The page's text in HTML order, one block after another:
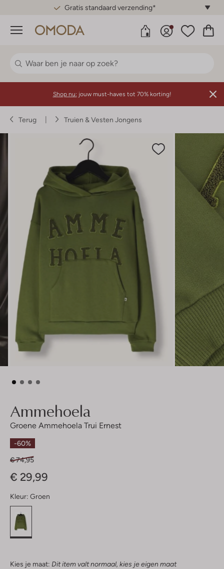
Gratis standaard verzending*
Menu
Shop nu: jouw must-haves tot 70% korting!
Terug Truien & Vesten Jongens
Ammehoela
Groene Ammehoela Trui Ernest
-60%
€ 74,95
€ 29,99
Kleur: Groen
Kies je maat: Dit item valt normaal, kies je eigen maat